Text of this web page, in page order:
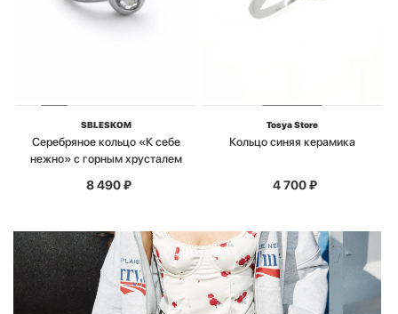
SBLESKOM
Серебряное кольцо «К себе
нежно» с горным хрусталем
8 490₽
Tosya Store
Кольцо синяя керамика
4 700₽